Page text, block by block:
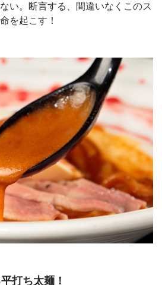
い。断言する、間違いなくこのス
を起こす！
打ち太麺！